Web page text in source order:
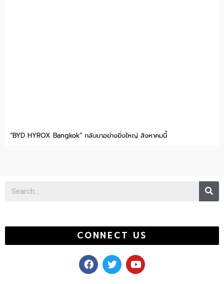
“BYD HYROX Bangkok” กลับมาอย่างยิ่งใหญ่ สิงหาคมนี้
CONNECT US
F
a
c
T
w
i
Y
o
u